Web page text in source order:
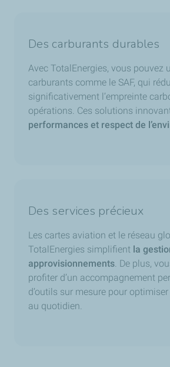
Des carburants durables
Avec TotalEnergies, vous pouvez
carburants comme le SAF, qui
significativement l’empreinte
opérations. Ces solutions
performances et respect de
Des services précieux
Les cartes aviation et le réseau
TotalEnergies simplifient la
approvisionnements. De plus,
profiter d’un accompagnement
d’outils sur mesure pour
au quotidien.